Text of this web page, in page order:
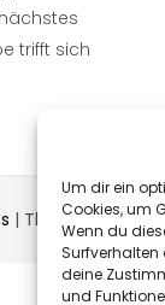
Um dir ein
Cookies, um
Wenn du
Surfverhalten
deine
und
trifft sich
| Theme: Urbane